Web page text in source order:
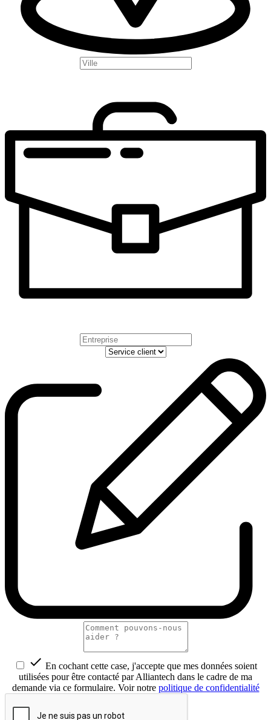
 En cochant cette case, j'accepte que mes données soient
utilisées pour être contacté par Alliantech dans le cadre de ma
demande via ce formulaire. Voir notre politique de confidentialité